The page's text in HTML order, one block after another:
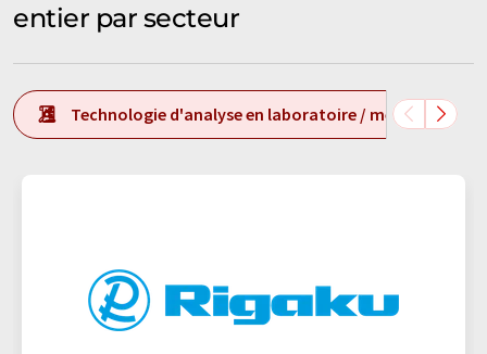
entier par secteur
Technologie d'analyse en laboratoire / mesure en